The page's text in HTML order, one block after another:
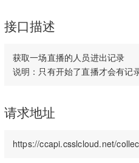
接口描述
获取一场直播的人员进出记录
请求地址